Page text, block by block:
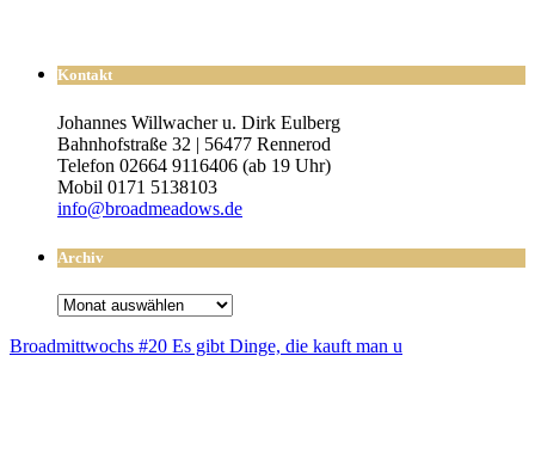
Kontakt
Johannes Willwacher u. Dirk Eulberg
Bahnhofstraße 32 | 56477 Rennerod
Telefon 02664 9116406 (ab 19 Uhr)
Mobil 0171 5138103
info@broadmeadows.de
Archiv
Archiv
Broad­mitt­wochs #20 Es gibt Din­ge, die kauft man u